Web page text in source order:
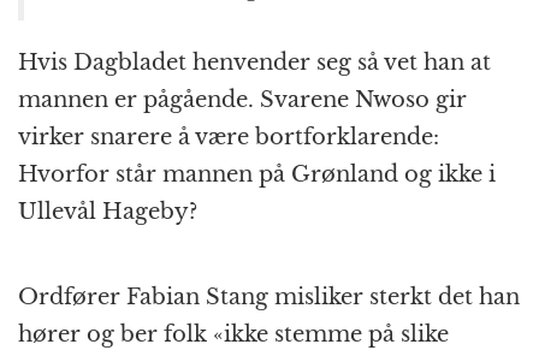
Hvis Dagbladet henvender seg så vet han at
mannen er pågående. Svarene Nwoso gir
virker snarere å være bortforklarende:
Hvorfor står mannen på Grønland og ikke i
Ullevål Hageby?
Ordfører Fabian Stang misliker sterkt det han
hører og ber folk «ikke stemme på slike